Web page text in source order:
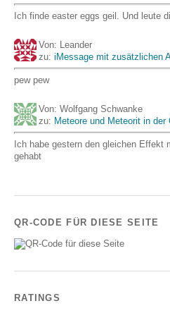
Ich finde easter eggs geil. Und leute
Von: Leander
zu: iMessage mit zusätzlichen
pew pew
Von: Wolfgang Schwanke
zu: Meteore und Meteorit in der
Ich habe gestern den gleichen Effekt
gehabt
QR-CODE FÜR DIESE SEITE
RATINGS